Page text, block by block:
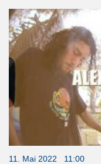
11. Mai 2022 11:00